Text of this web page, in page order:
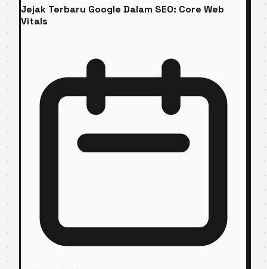
Jejak Terbaru Google Dalam SEO: Core Web
Vitals